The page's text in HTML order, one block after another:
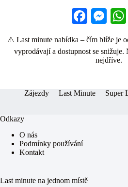
Fa
bo
ok
M
se
ng
⚠️ Last minute nabídka – čím blíže je
vyprodávají a dostupnost se snižuje.
nejdříve.
Zájezdy Last Minute Super
Odkazy
O nás
Podmínky používání
Kontakt
Last minute na jednom místě